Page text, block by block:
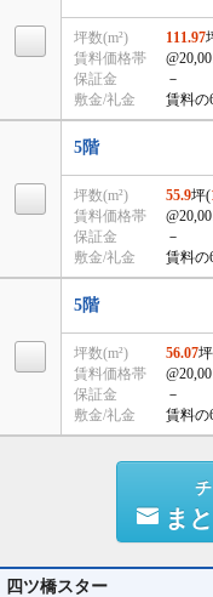
坪数(m²) 111.97
賃料価格帯
保証金
－
敷金/礼金
賃料
5階
坪数(m²) 55.9坪(
賃料価格帯
保証金
－
敷金/礼金
賃料
5階
坪数(m²) 56.07
賃料価格帯
保証金
－
敷金/礼金
賃料
まと
四ツ橋スター